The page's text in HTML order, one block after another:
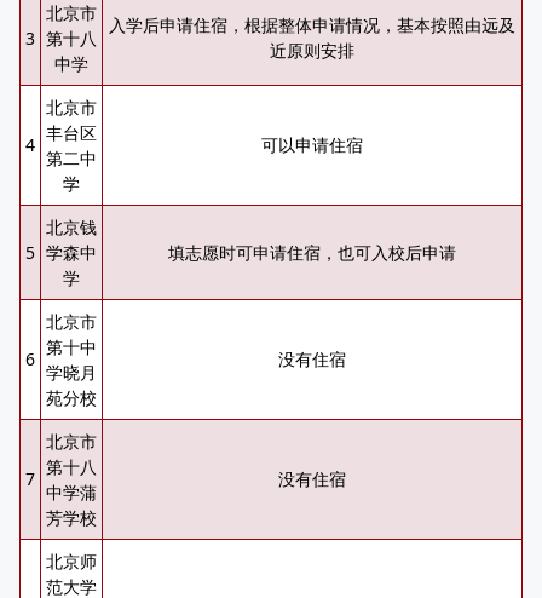
3
北京市
第十八
中学
入学后申请住宿，根据整体申请情况，基本按照由远及
近原则安排
4
北京市
丰台区
第二中
学
可以申请住宿
5
北京钱
学森中
学
填志愿时可申请住宿，也可入校后申请
6
北京市
第十中
学晓月
苑分校
没有住宿
7
北京市
第十八
中学蒲
芳学校
没有住宿
北京师
范大学